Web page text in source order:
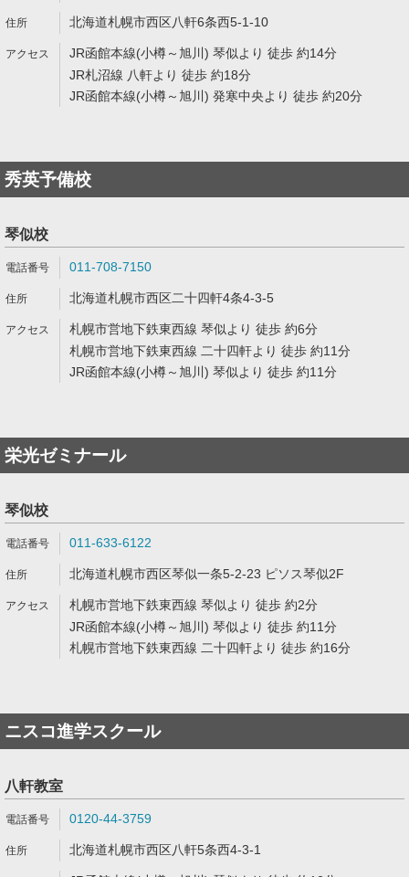
北海道札幌市西区八軒6条西5-1-10
JR函館本線(小樽～旭川) 琴似より 徒歩 約14分
JR札沼線 八軒より 徒歩 約18分
JR函館本線(小樽～旭川) 発寒中央より 徒歩 約20分
秀英予備校
琴似校
011-708-7150
北海道札幌市西区二十四軒4条4-3-5
札幌市営地下鉄東西線 琴似より 徒歩 約6分
札幌市営地下鉄東西線 二十四軒より 徒歩 約11分
JR函館本線(小樽～旭川) 琴似より 徒歩 約11分
栄光ゼミナール
琴似校
011-633-6122
北海道札幌市西区琴似一条5-2-23 ピソス琴似2F
札幌市営地下鉄東西線 琴似より 徒歩 約2分
JR函館本線(小樽～旭川) 琴似より 徒歩 約11分
札幌市営地下鉄東西線 二十四軒より 徒歩 約16分
ニスコ進学スクール
八軒教室
0120-44-3759
北海道札幌市西区八軒5条西4-3-1